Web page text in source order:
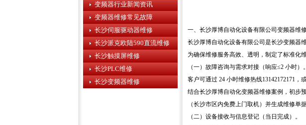
变频器行业新闻资讯
变频器维修常见故障
长沙伺服驱动器维修
长沙派克欧陆590直流维修
长沙触摸屏维修
长沙PLC维修
长沙变频器维修
一、长沙厚博自动化设备有限公司变频器维修
长沙厚博自动化设备有限公司是长沙变频器
为确保维修服务高效、透明，制定了标准化
（一）故障咨询与需求对接（响应≤2 小时）。
客户可通过 24 小时维修热线13142172171
结合长沙厚博自动化变频器维修案例，初步
（长沙市区内免费上门取机）并生成维修单据
（二）设备接收与信息登记（当日完成）。